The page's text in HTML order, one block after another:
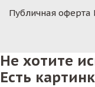
Публичная
Не хотите
Есть